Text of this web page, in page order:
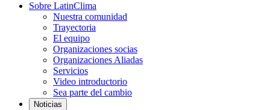
Sobre LatinClima
Nuestra comunidad
Trayectoria
El equipo
Organizaciones socias
Organizaciones Aliadas
Servicios
Video introductorio
Sea parte del cambio
Noticias